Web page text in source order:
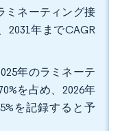
ミネーティング接
2031年までCAGR
年のラミネーテ
を占め、2026年
を記録すると予